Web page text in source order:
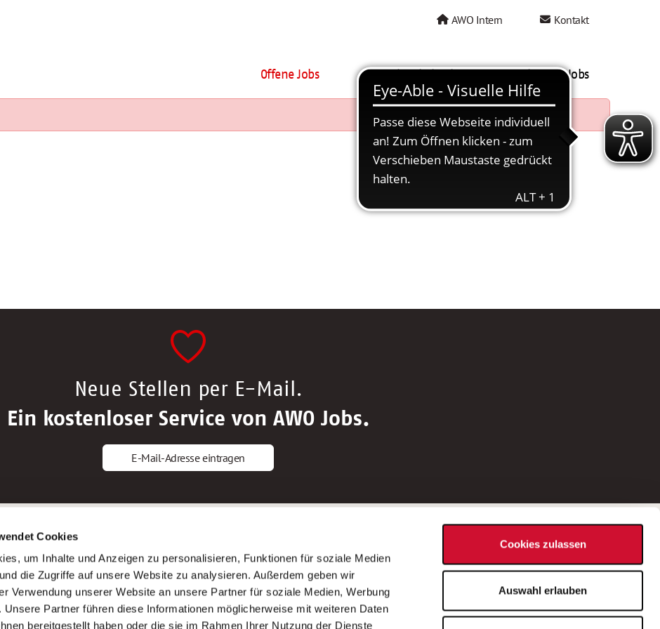
Cookies
um Inhalte und Anzeigen zu personalisieren, Funktionen für soziale Medien
die Zugriffe auf unsere Website zu analysieren. Außerdem geben wir
Verwendung unserer Website an unsere Partner für soziale Medien, Werbung
Unsere Partner führen diese Informationen möglicherweise mit weiteren Daten
bereitgestellt haben oder die sie im Rahmen Ihrer Nutzung der Dienste
Cookies zulassen
Auswahl erlauben
AWO Intern Kontakt
Offene Jobs AWO als Arbeitgeber Mein AWO Jobs
Neue Stellen per E-Mail.
Ein kostenloser Service von AWO Jobs.
E-Mail-Adresse eintragen
als Altenpfleger*in
als Krankenpfleger*in
als Altenpflegehelfer*in
als Erzieher*in
AWO Gliederungen nach Bundesland
Stellenangebote nach Bundesländern
Sitemap
Impressum
Datenschutz
Bei Fragen zu einer Stellenausschreibung
wenden Sie sich bitte an die*den in der
Stellenausschreibung genannte*n